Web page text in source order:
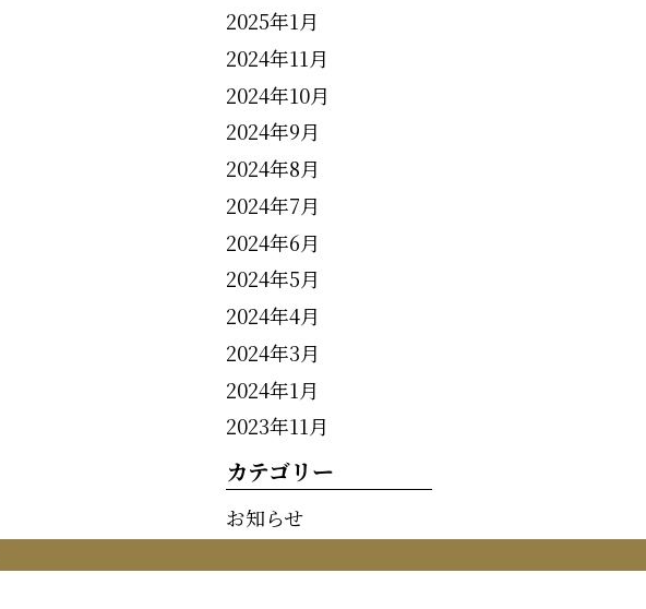
2025年1月
2024年11月
2024年10月
2024年9月
2024年8月
2024年7月
2024年6月
2024年5月
2024年4月
2024年3月
2024年1月
2023年11月
カテゴリー
お知らせ